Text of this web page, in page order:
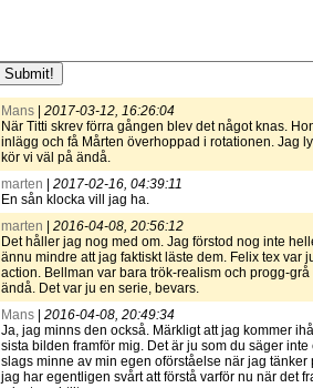
Mans
2017-03-12, 16:26:04
När Titti skrev förra gången blev det något knas.
inlägg och få Mårten överhoppad i rotationen. Jag
kör vi väl på ändå.
marten
2017-02-16, 04:39:11
En sån klocka vill jag ha.
marten
2016-04-08, 20:56:12
Det håller jag nog med om. Jag förstod nog inte
ännu mindre att jag faktiskt läste dem. Felix tex var
action. Bellman var bara trök-realism och progg-
ändå. Det var ju en serie, bevars.
Mans
2016-04-08, 20:49:34
Ja, jag minns den också. Märkligt att jag kommer
sista bilden framför mig. Det är ju som du säger
slags minne av min egen oförståelse när jag tänker
jag har egentligen svårt att förstå varför nu när det